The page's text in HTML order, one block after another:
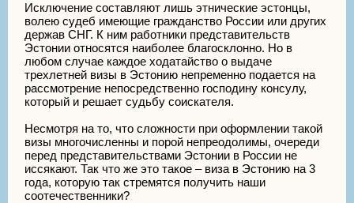
Исключение составляют лишь этнические эстонцы,
волею судеб имеющие гражданство России или других
держав СНГ. К ним работники представительств
Эстонии относятся наиболее благосклонно. Но в
любом случае каждое ходатайство о выдаче
трехлетней визы в Эстонию непременно подается на
рассмотрение непосредственно господину консулу,
который и решает судьбу соискателя.
Несмотря на то, что сложности при оформлении такой
визы многочисленны и порой непреодолимы, очереди
перед представительствами Эстонии в России не
иссякают. Так что же это такое – виза в Эстонию на 3
года, которую так стремятся получить наши
соотечественники?